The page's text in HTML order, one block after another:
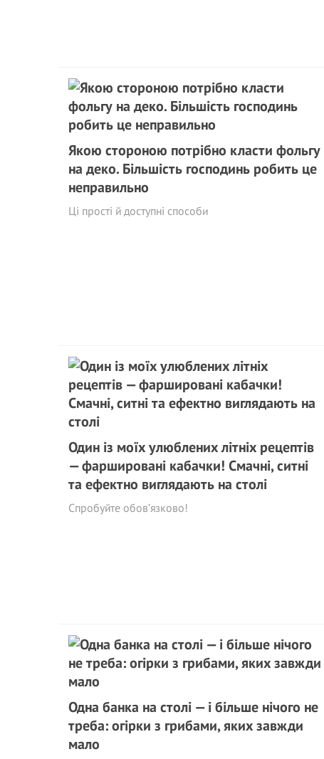
Якою стороною потрібно класти фольгу
на деко. Більшість господинь робить це
неправильно
Ці прості й доступні способи
Один із моїх улюблених літніх рецептів
— фаршировані кабачки! Смачні, ситні
та ефектно виглядають на столі
Спробуйте обов’язково!
Одна банка на столі — і більше нічого не
треба: огірки з грибами, яких завжди
мало